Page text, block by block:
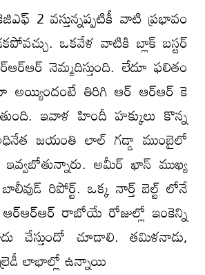
2 వస్తున్నప్పటికీ వాటి ప్రభావం
ఒకవేళ వాటికి బ్లాక్ బస్టర్
నెమ్మదిస్తుంది. లేదూ ఫలితం
తిరిగి ఆర్ ఆర్ఆర్ కె
ఇవాళ హిందీ హక్కులు కొన్న
జయంతి లాల్ గడ్డా ముంబైలో
ఇవ్వబోతున్నారు. అమీర్ ఖాన్ ముఖ్య
రిపోర్ట్. ఒక్క నార్త్ బెల్ట్ లోనే
ఆర్ఆర్ఆర్ రాబోయే రోజుల్లో ఇంకెన్ని
చేస్తుందో చూడాలి. తమిళనాడు,
లాభాల్లో ఉన్నాయి